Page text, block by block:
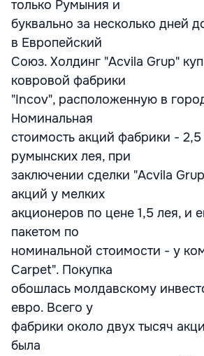
только Румыния и
буквально за несколько дней
в Европейский
Союз. Холдинг "Acvila Grup"
ковровой фабрики
"Incov", расположенную в
Номинальная
стоимость акций фабрики -
румынских лея, при
заключении сделки "Acvila
акций у мелких
акционеров по цене 1,5 лея, и
пакетом по
номинальной стоимости - у
Carpet". Покупка
обошлась молдавскому
евро. Всего у
фабрики около двух тысяч
была